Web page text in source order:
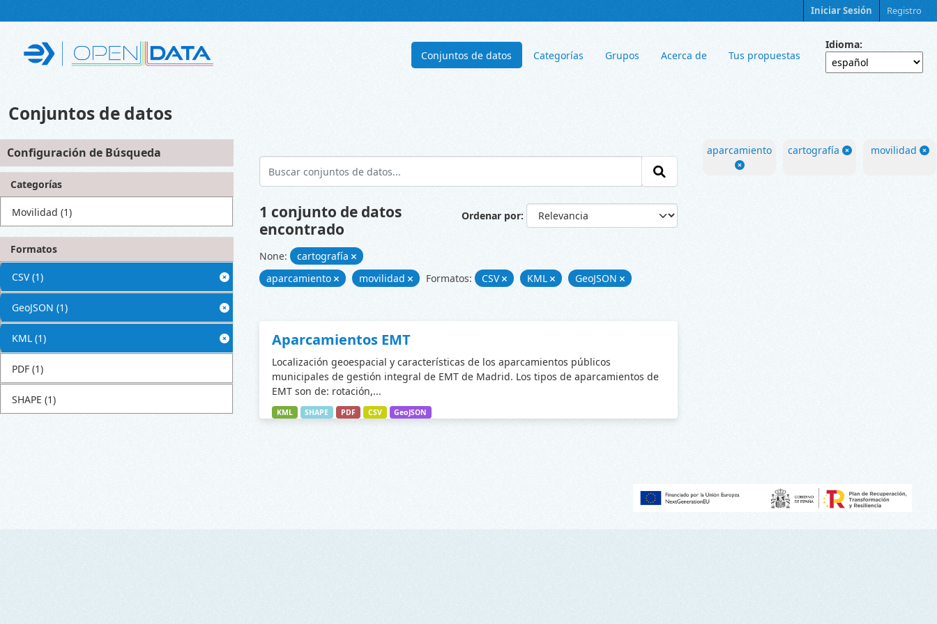
Iniciar Sesión Registro
Conjuntos de datos Categorías Grupos Acerca de Tus propuestas
Idioma
Conjuntos de datos
Configuración de Búsqueda
Categorías
Movilidad (1)
Formatos
CSV (1)
GeoJSON (1)
KML (1)
PDF (1)
SHAPE (1)
Ordenar por
1 conjunto de datos
encontrado
None:
cartografía
aparcamiento
movilidad Formatos: CSV KML GeoJSON
Aparcamientos EMT
Localización geoespacial y características de los aparcamientos públicos
municipales de gestión integral de EMT de Madrid. Los tipos de aparcamientos de
EMT son de: rotación,...
KML SHAPE PDF CSV GeoJSON
aparcamiento cartografía movilidad